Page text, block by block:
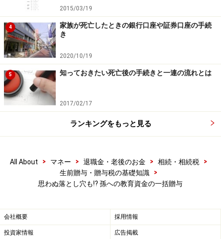
ここまでは多少なりとも予想できたかもしれませんが、
制度が始まってみて分かった「思わぬ落とし穴」とは？
教育資金の非課税贈与の思わぬ落とし穴と
は
制度を利用し始めてしまったらもう後戻りできません。
利用者から聞いた思わぬ落とし穴をご紹介します。
●そもそも相続税がかからなかった
ので、相続税対策として意味がなかった。
●使い切れないほどの金額を贈与した
い切れないと息子に言われた。使い切れなかった際の贈
与税が心配だ。
2015/03/19
4
家族が死亡したときの銀行口座や証券口座の手続
き
2020/10/19
5 知っておきたい死亡後の手続きと一連の流れとは
2017/02/17
ランキングをもっと見る
All About > マネー > 退職金・老後のお金 > 相続・相続税
>
生前贈与・贈与税の基礎知識
>
思わぬ落とし穴も!? 孫への教育資金の一括贈与
会社概要 採用情報
投資家情報 広告掲載